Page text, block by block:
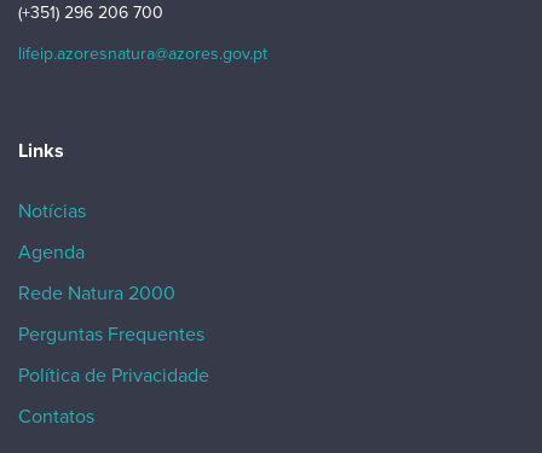
(+351) 296 206 700
lifeip.azoresnatura@azores.gov.pt
Links
Notícias
Agenda
Rede Natura 2000
Perguntas Frequentes
Política de Privacidade
Contatos